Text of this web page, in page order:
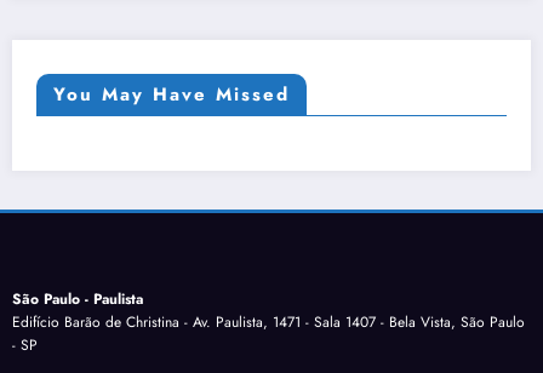
You May Have Missed
São Paulo - Paulista
Edifício Barão de Christina - Av. Paulista, 1471 - Sala 1407 - Bela Vista, São Paulo
- SP